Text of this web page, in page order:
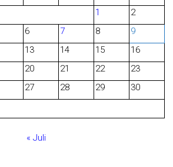
1
2
6 7 8
9
13 14 15
16
20 21 22
23
27 28 29
30
« Juli